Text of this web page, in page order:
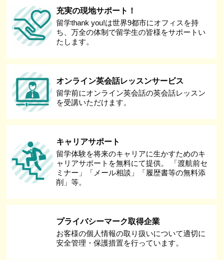
充実の現地サポート！
留学thank you!は世界9都市にオフィスを持
ち、万全の体制で留学生の皆様をサポートい
たします。
オンライン英会話レッスンサービス
留学前にオンライン英会話の英会話レッスン
を受講いただけます。
キャリアサポート
留学体験を将来のキャリアに生かすためのキ
ャリアサポートを無料にて提供。 「渡航前セ
ミナー」「メール相談」「履歴書等の無料添
削」等。
プライバシーマーク取得企業
お客様の個人情報の取り扱いについて適切に
安全管理・保護措置を行っています。